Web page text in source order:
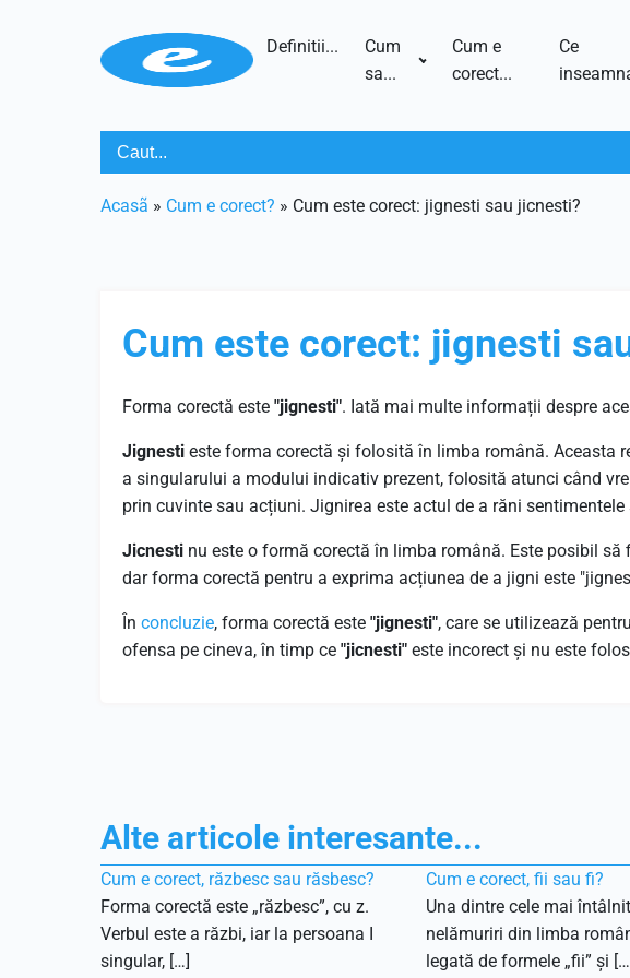
Definitii...
Cum
sa...
Cum e
corect...
Ce
Acasã » Cum e corect? » Cum este corect: jignesti sau jicnesti?
Cum este corect: jignesti
Forma corectă este "jignesti". Iată mai multe informații despre
Jignesti este forma corectă și folosită în limba română. Aceasta
a singularului a modului indicativ prezent, folosită atunci când
prin cuvinte sau acțiuni. Jignirea este actul de a răni
Jicnesti nu este o formă corectă în limba română. Este posibil să
dar forma corectă pentru a exprima acțiunea de a jigni este
În concluzie, forma corectă este "jignesti", care se utilizează
ofensa pe cineva, în timp ce "jicnesti" este incorect și nu este
Alte articole interesante...
Cum e corect, răzbesc sau răsbesc?
Forma corectă este „răzbesc”, cu z.
Verbul este a răzbi, iar la persoana I
singular, […]
Cum e corect, fii sau fi?
Una dintre cele mai
nelămuriri din limba
legată de formele „fii” și